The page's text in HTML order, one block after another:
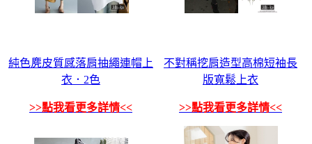
純色麂皮質感落肩抽繩連帽上
衣．2色
>>點我看更多詳情<<
不對稱挖肩造型高棉短袖長
版寬鬆上衣
>>點我看更多詳情<<